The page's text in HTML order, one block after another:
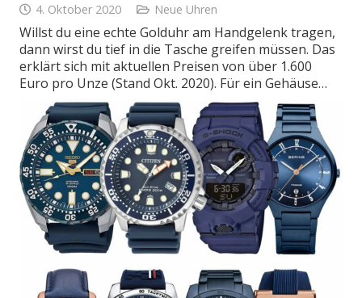
4. Oktober 2020 Neue Uhren
Willst du eine echte Golduhr am Handgelenk tragen,
dann wirst du tief in die Tasche greifen müssen. Das
erklärt sich mit aktuellen Preisen von über 1.600
Euro pro Unze (Stand Okt. 2020). Für ein Gehäuse…